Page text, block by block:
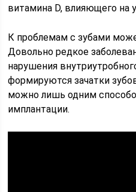
витамина D, влияющего на
К проблемам с зубами
Довольно редкое
нарушения
формируются зачатки
можно лишь одним
имплантации.